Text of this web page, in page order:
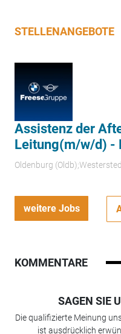
STELLENANGEBOTE
Assistenz der
Leitung(m/w/d) -
Oldenburg
weitere Jobs
KOMMENTARE
SAGEN SIE
Die qualifizierte Meinung
ist ausdrücklich